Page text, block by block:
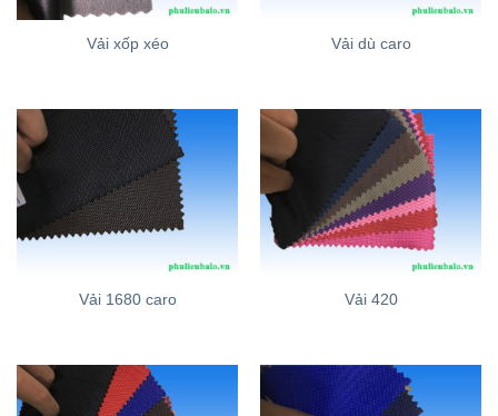
Vải xốp xéo Vải dù caro
Vải 1680 caro Vải 420